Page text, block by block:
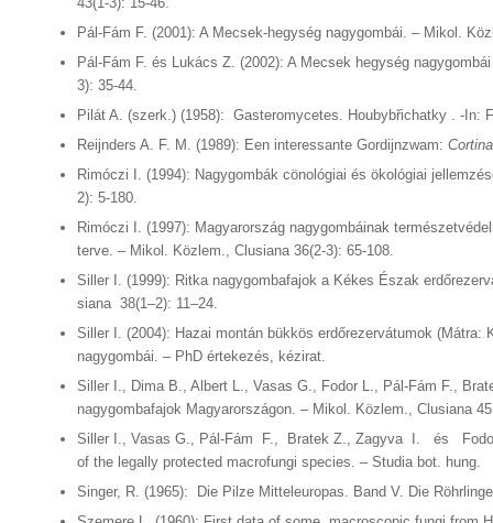
Pál-Fám F. (2001): A Mecsek-hegység nagygombái. – Mikol.
Pál-Fám F. és Lukács Z. (2002): A Mecsek hegység
3): 35-44.
Pilát A. (szerk.) (1958): Gasteromycetes. Houbybřichatky . -In:
Reijnders A. F. M. (1989): Een interessante Gordijnzwam:
Rimóczi I. (1994): Nagygombák cönológiai és ökológiai
2): 5-180.
Rimóczi I. (1997): Magyarország nagygombáinak
terve. – Mikol. Közlem., Clusiana 36(2-3): 65-108.
Siller I. (1999): Ritka nagygombafajok a Kékes Észak
siana 38(1–2): 11–24.
Siller I. (2004): Hazai montán bükkös erdőrezervátumok (Mátra:
nagygombái. – PhD értekezés, kézirat.
Siller I., Dima B., Albert L., Vasas G., Fodor L., Pál-Fám F.,
nagygombafajok Magyarországon. – Mikol. Közlem., Clusiana
Siller I., Vasas G., Pál-Fám F., Bratek Z., Zagyva I. és
of the legally protected macrofungi species. – Studia bot. hung.
Singer, R. (1965): Die Pilze Mitteleuropas. Band V. Die